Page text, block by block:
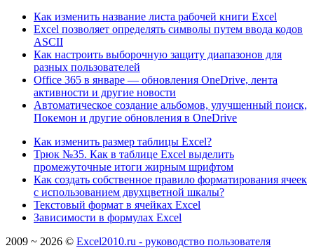
Как изменить название листа рабочей книги Excel
Excel позволяет определять символы путем ввода кодов
ASCII
Как настроить выборочную защиту диапазонов для
разных пользователей
Office 365 в январе — обновления OneDrive, лента
активности и другие новости
Автоматическое создание альбомов, улучшенный поиск,
Покемон и другие обновления в OneDrive
Как изменить размер таблицы Excel?
Трюк №35. Как в таблице Excel выделить
промежуточные итоги жирным шрифтом
Как создать собственное правило форматирования ячеек
с использованием двухцветной шкалы?
Текстовый формат в ячейках Excel
Зависимости в формулах Excel
2009 ~ 2026 © Excel2010.ru - руководство пользователя